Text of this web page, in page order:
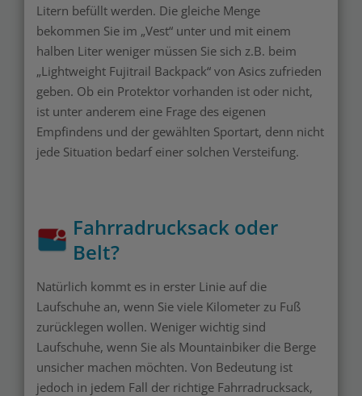
Litern befüllt werden. Die gleiche Menge
bekommen Sie im „Vest“ unter und mit einem
halben Liter weniger müssen Sie sich z.B. beim
„Lightweight Fujitrail Backpack“ von Asics zufrieden
geben. Ob ein Protektor vorhanden ist oder nicht,
ist unter anderem eine Frage des eigenen
Empfindens und der gewählten Sportart, denn nicht
jede Situation bedarf einer solchen Versteifung.
Fahrradrucksack oder
Belt?
Natürlich kommt es in erster Linie auf die
Laufschuhe an, wenn Sie viele Kilometer zu Fuß
zurücklegen wollen. Weniger wichtig sind
Laufschuhe, wenn Sie als Mountainbiker die Berge
unsicher machen möchten. Von Bedeutung ist
jedoch in jedem Fall der richtige Fahrradrucksack,